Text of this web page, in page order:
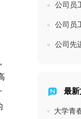
公司员
公司员
公司先进
最
大学青